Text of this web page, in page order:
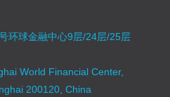
环球金融中心9层/24层/25层
World Financial Center,
200120, China